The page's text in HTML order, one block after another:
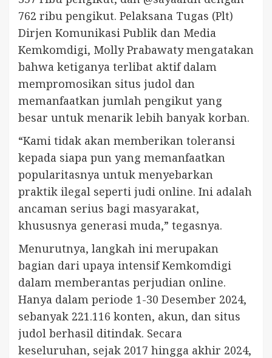
762 ribu pengikut. Pelaksana Tugas (Plt)
Dirjen Komunikasi Publik dan Media
Kemkomdigi, Molly Prabawaty mengatakan
bahwa ketiganya terlibat aktif dalam
mempromosikan situs judol dan
memanfaatkan jumlah pengikut yang
besar untuk menarik lebih banyak korban.
“Kami tidak akan memberikan toleransi
kepada siapa pun yang memanfaatkan
popularitasnya untuk menyebarkan
praktik ilegal seperti judi online. Ini adalah
ancaman serius bagi masyarakat,
khususnya generasi muda,” tegasnya.
Menurutnya, langkah ini merupakan
bagian dari upaya intensif Kemkomdigi
dalam memberantas perjudian online.
Hanya dalam periode 1-30 Desember 2024,
sebanyak 221.116 konten, akun, dan situs
judol berhasil ditindak. Secara
keseluruhan, sejak 2017 hingga akhir 2024,